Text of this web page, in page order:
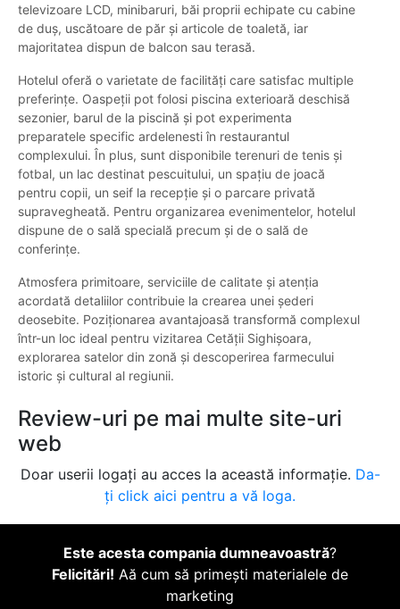
televizoare LCD, minibaruri, băi proprii echipate cu cabine
de duș, uscătoare de păr și articole de toaletă, iar
majoritatea dispun de balcon sau terasă.
Hotelul oferă o varietate de facilități care satisfac multiple
preferințe. Oaspeții pot folosi piscina exterioară deschisă
sezonier, barul de la piscină și pot experimenta
preparatele specific ardelenesti în restaurantul
complexului. În plus, sunt disponibile terenuri de tenis și
fotbal, un lac destinat pescuitului, un spațiu de joacă
pentru copii, un seif la recepție și o parcare privată
supravegheată. Pentru organizarea evenimentelor, hotelul
dispune de o sală specială precum și de o sală de
conferințe.
Atmosfera primitoare, serviciile de calitate și atenția
acordată detaliilor contribuie la crearea unei șederi
deosebite. Poziționarea avantajoasă transformă complexul
într-un loc ideal pentru vizitarea Cetății Sighișoara,
explorarea satelor din zonă și descoperirea farmecului
istoric și cultural al regiunii.
Review-uri pe mai multe site-uri
web
Doar userii logați au acces la această informație. Da-
ți click aici pentru a vă loga.
Este acesta compania dumneavoastră?
Felicitări! Aă cum să primești materialele de
marketing